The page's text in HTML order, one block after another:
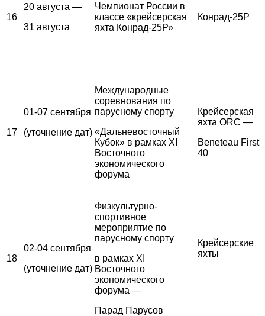
16
20 августа —
31 августа
Чемпионат России в
классе «крейсерская
яхта Конрад-25Р»
Конрад-25Р
17
01-07 сентября
(уточнение дат)
Международные
соревнования по
парусному спорту
«Дальневосточный
Кубок» в рамках XI
Восточного
экономического
форума
Крейсерская
яхта ORC —
Beneteau First
40
18
02-04 сентября
(уточнение дат)
Физкультурно-
спортивное
мероприятие по
парусному спорту
в рамках XI
Восточного
экономического
форума —
Парад Парусов
Крейсерские
яхты